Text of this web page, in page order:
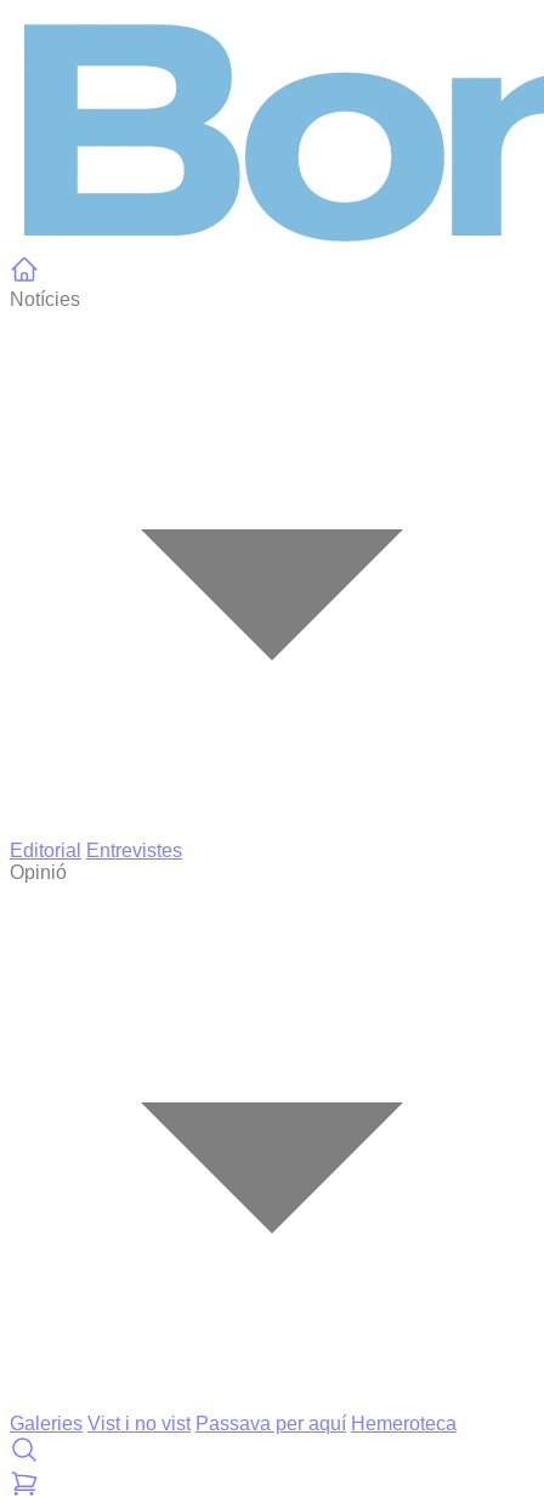
Notícies
Editorial
Entrevistes
Opinió
Galeries Vist i no vist Passava per aquí Hemeroteca